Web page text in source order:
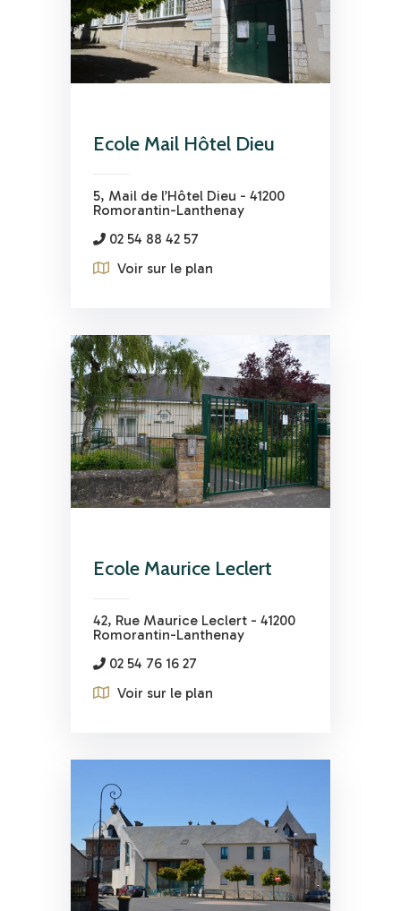
Ecole Mail Hôtel Dieu
5, Mail de l’Hôtel Dieu - 41200
Romorantin-Lanthenay
02 54 88 42 57
Voir sur le plan
Ecole Maurice Leclert
42, Rue Maurice Leclert - 41200
Romorantin-Lanthenay
02 54 76 16 27
Voir sur le plan